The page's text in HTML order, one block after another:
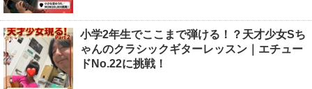
小学2年生でここまで弾ける！？天才少女Sち
ゃんのクラシックギターレッスン｜エチュー
ドNo.22に挑戦！